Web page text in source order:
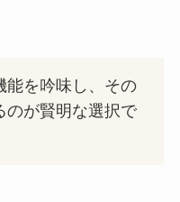
能を吟味し、その
のが賢明な選択で